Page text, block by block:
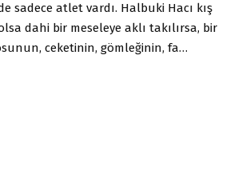
sadece atlet vardı. Halbuki Hacı kış
dahi bir meseleye aklı takılırsa, bir
ceketinin, gömleğinin, fa…